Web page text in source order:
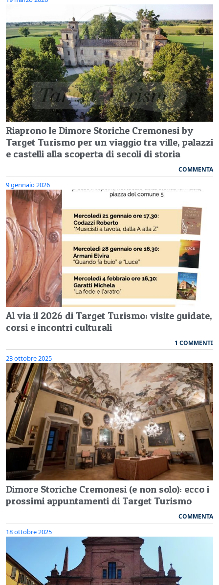
Riaprono le Dimore Storiche Cremonesi by
Target Turismo per un viaggio tra ville, palazzi
e castelli alla scoperta di secoli di storia
COMMENTA
9 gennaio 2026
Al via il 2026 di Target Turismo: visite guidate,
corsi e incontri culturali
1 COMMENTI
23 ottobre 2025
Dimore Storiche Cremonesi (e non solo): ecco i
prossimi appuntamenti di Target Turismo
COMMENTA
18 ottobre 2025